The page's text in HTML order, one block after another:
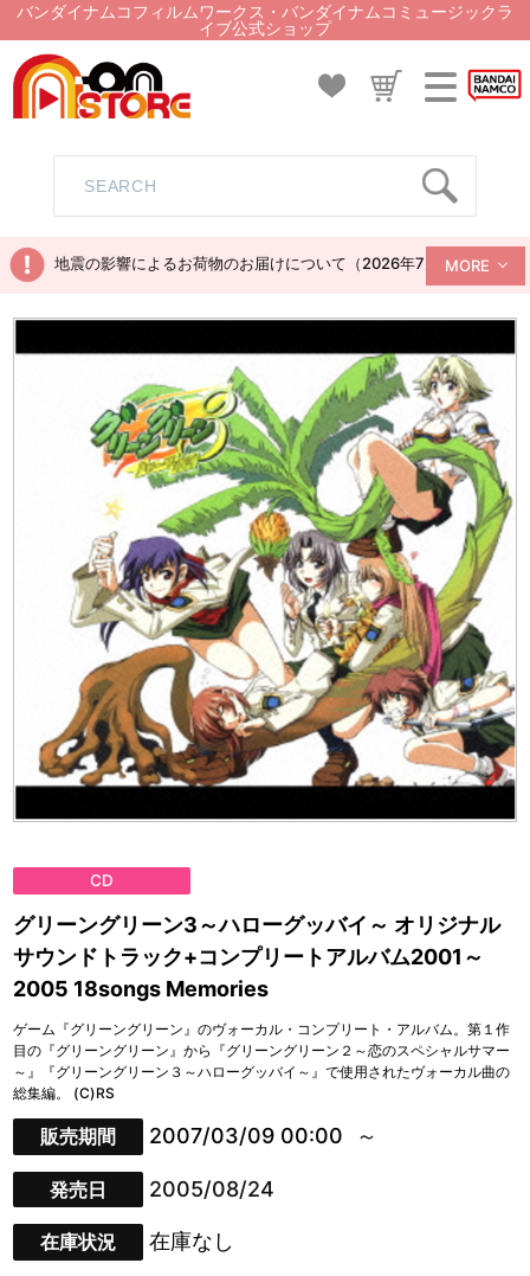
バンダイナムコフィルムワークス・バンダイナムコミュージックラ
イブ公式ショップ
地震の影響によるお荷物のお届けについて（2026年7月28日現在）
MORE
CD
グリーングリーン3～ハローグッバイ～ オリジナル
サウンドトラック+コンプリートアルバム2001～
2005 18songs Memories
ゲーム『グリーングリーン』のヴォーカル・コンプリート・アルバム。第１作
目の『グリーングリーン』から『グリーングリーン２～恋のスペシャルサマー
～』『グリーングリーン３～ハローグッバイ～』で使用されたヴォーカル曲の
総集編。 (C)RS
販売期間 2007/03/09 00:00
発売日 2005/08/24
在庫状況 在庫なし